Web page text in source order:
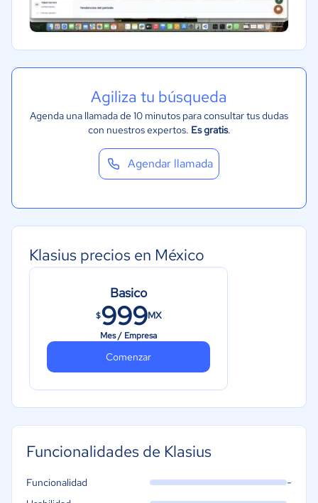
Agiliza tu búsqueda
Agenda una llamada de 10 minutos para consultar tus dudas
con nuestros expertos. Es gratis.
Agendar llamada
Klasius precios en México
Basico
$999MX
Mes / Empresa
Comenzar
Funcionalidades de Klasius
Funcionalidad -